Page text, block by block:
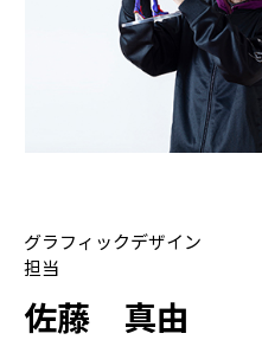
グラフィックデザイン
担当
佐藤 真由